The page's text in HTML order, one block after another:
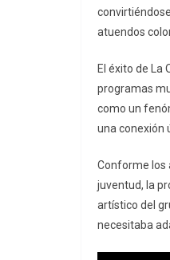
atuendos
El éxito de La
programas
como un
una conexión
Conforme los
juventud, la
artístico del
necesitaba